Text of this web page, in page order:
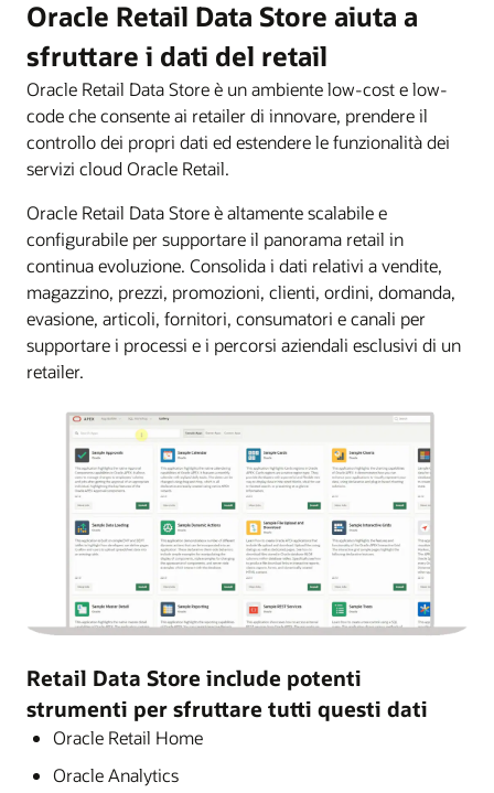
Oracle Retail Data Store aiuta a
sfruttare i dati del retail
Oracle Retail Data Store è un ambiente low-cost e low-
code che consente ai retailer di innovare, prendere il
controllo dei propri dati ed estendere le funzionalità dei
servizi cloud Oracle Retail.
Oracle Retail Data Store è altamente scalabile e
configurabile per supportare il panorama retail in
continua evoluzione. Consolida i dati relativi a vendite,
magazzino, prezzi, promozioni, clienti, ordini, domanda,
evasione, articoli, fornitori, consumatori e canali per
supportare i processi e i percorsi aziendali esclusivi di un
retailer.
Retail Data Store include potenti
strumenti per sfruttare tutti questi dati
Oracle Retail Home
Oracle Analytics